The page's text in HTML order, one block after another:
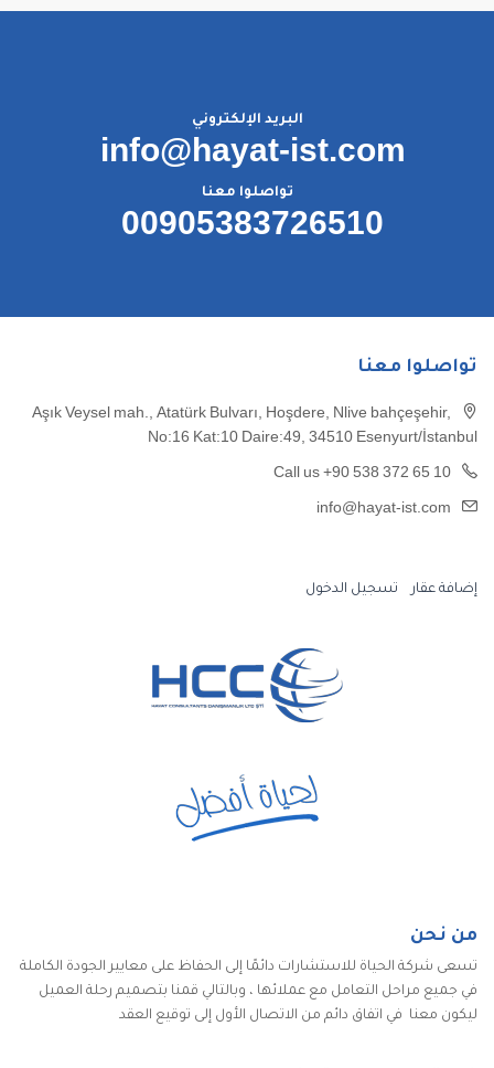
البريد الإلكتروني
info@hayat-ist.com
تواصلوا معنا
00905383726510
تواصلوا معنا
Aşık Veysel mah., Atatürk Bulvarı, Hoşdere, Nlive bahçeşehir,
No:16 Kat:10 Daire:49, 34510 Esenyurt/İstanbul
Call us +90 538 372 65 10
info@hayat-ist.com
إضافة عقار تسجيل الدخول
من نحن
تسعى شركة الحياة للاستشارات دائمًا إلى الحفاظ على معايير الجودة الكاملة
في جميع مراحل التعامل مع عملائها ، وبالتالي قمنا بتصميم رحلة العميل
ليكون معنا في اتفاق دائم من الاتصال الأول إلى توقيع العقد